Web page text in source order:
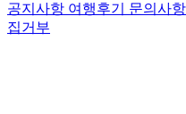
공지사항 여행후기 문의사항
집거부